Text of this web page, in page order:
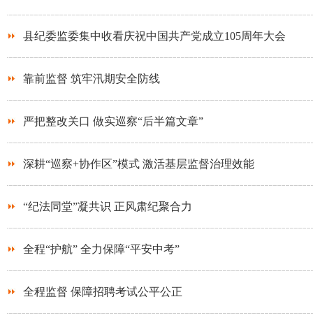
县纪委监委集中收看庆祝中国共产党成立105周年大会
靠前监督 筑牢汛期安全防线
严把整改关口 做实巡察“后半篇文章”
深耕“巡察+协作区”模式 激活基层监督治理效能
“纪法同堂”凝共识 正风肃纪聚合力
全程“护航” 全力保障“平安中考”
全程监督 保障招聘考试公平公正